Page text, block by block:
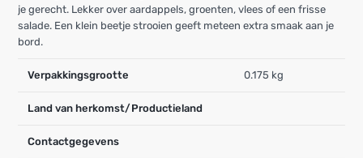
je gerecht. Lekker over aardappels, groenten, vlees of een frisse
salade. Een klein beetje strooien geeft meteen extra smaak aan je
bord.
Verpakkingsgrootte 0.175 kg
Land van herkomst/Productieland
Contactgegevens